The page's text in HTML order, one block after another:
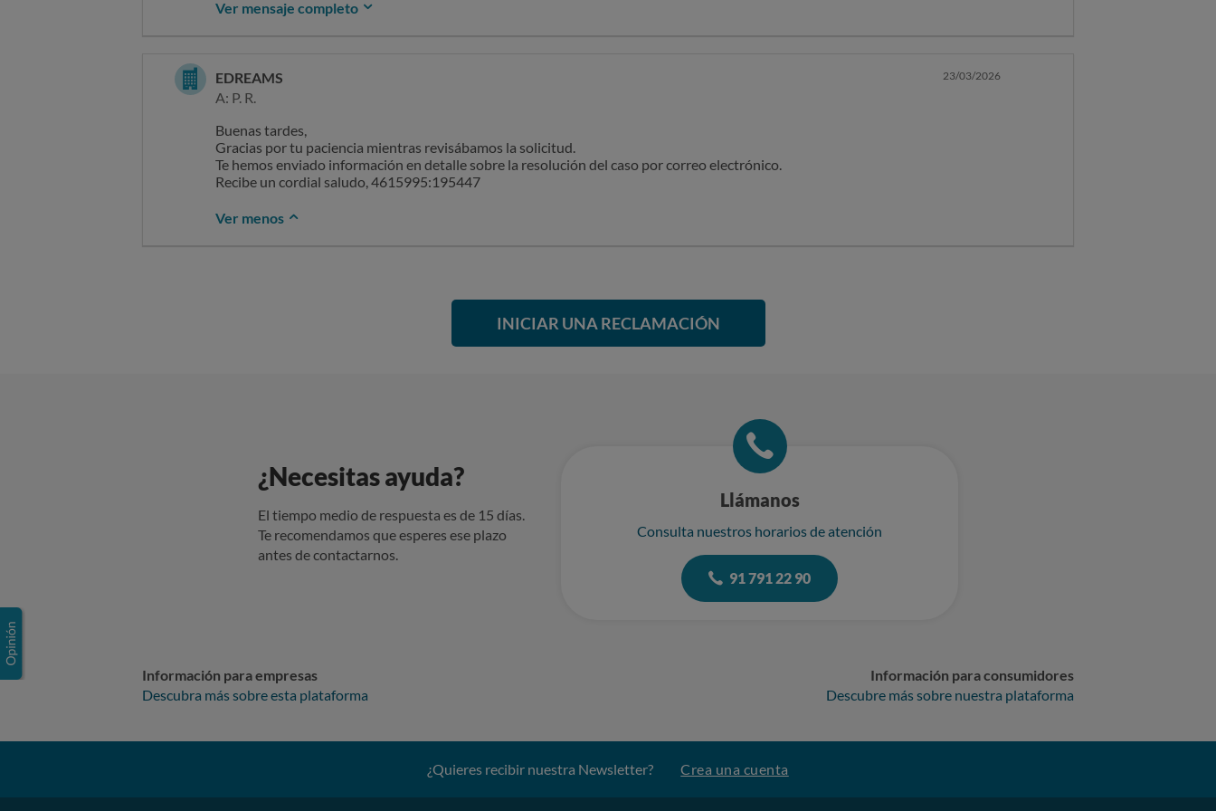
Sin otro particular, atentamente.
blog te lo contamos todo:s:bit.ly/46sCcxl.
perfils:bit.ly/46u75S5.
Recibe un cordial saludo,
Travel Experience Team
24719954089
Ver mensaje completo
EDREAMS
A: P. R.
23/03/2026
Buenas tardes,
Gracias por tu paciencia mientras revisábamos la solicitud.
Te hemos enviado información en detalle sobre la resolución del caso por correo electrónico.
Recibe un cordial saludo, 4615995:195447
Ver menos
INICIAR UNA RECLAMACIÓN
¿Necesitas ayuda?
El tiempo medio de respuesta es de 15 días.
Te recomendamos que esperes ese plazo
antes de contactarnos.
Llámanos
Consulta nuestros horarios de atención
91 791 22 90
Información para empresas
Descubra más sobre esta plataforma
Información para consumidores
Descubre más sobre nuestra plataforma
¿Quieres recibir nuestra Newsletter? Crea una cuenta